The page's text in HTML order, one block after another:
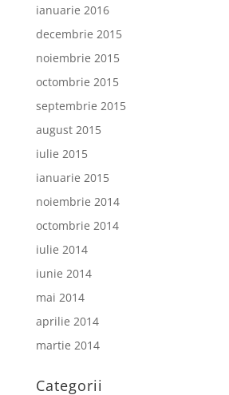
ianuarie 2016
decembrie 2015
noiembrie 2015
octombrie 2015
septembrie 2015
august 2015
iulie 2015
ianuarie 2015
noiembrie 2014
octombrie 2014
iulie 2014
iunie 2014
mai 2014
aprilie 2014
martie 2014
Categorii